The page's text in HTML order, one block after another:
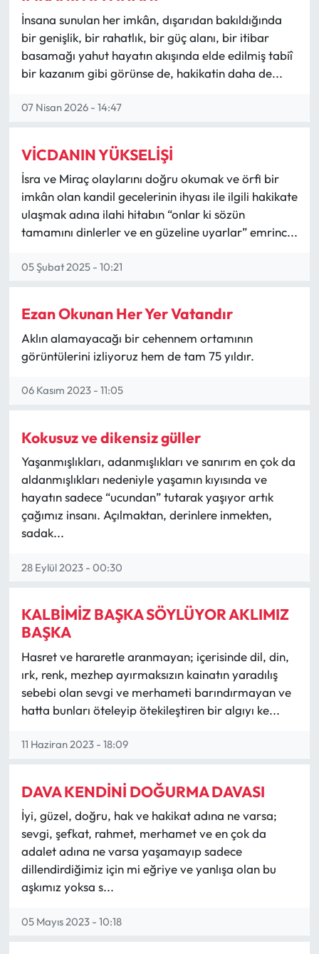
Pedagoji alanındaki akademik eğitim
sürecini devam ettirmekte olup özellikle
“İslam Tarihi, İslâm’ın sosyalliği ve insanın en
önemli kutsal olduğu” konularında dinsel
“İnsan İnsana Emanettir” argümanı ile
ortaya koymaktadır. 1995-2003 yılları
arasında Adıyaman İli Kahta İlçesi Damüstü
Köyü İlkokulunda sınıf öğretmeni,
Adıyaman İli Kahta İlçesi Göçeri İlköğretim
Okulunda Okul Müdürlüğü,2003-2007
yılları arasında ise Diyarbakır İli Yiğityolu
çalışmış; eğitimcilik hayatı boyunca oturup
okulun, çevrenin ve öğrencilerin lehine nasıl
çevirebilirim’ düşüncesi içinde insan üstü bir
gayretle mücadele etmiş ve bu çerçevede
2005 yılında YILIN ÖĞRETMENİ ödülünü
bırakmıştır.
İnsana sunulan her imkân, dışarıdan bakıldığında
bir genişlik, bir rahatlık, bir güç alanı, bir itibar
basamağı yahut hayatın akışında elde edilmiş tabiî
bir kazanım gibi görünse de, hakikatin daha de...
07 Nisan 2026 - 14:47
VİCDANIN YÜKSELİŞİ
İsra ve Miraç olaylarını doğru okumak ve örfi bir
imkân olan kandil gecelerinin ihyası ile ilgili hakikate
ulaşmak adına ilahi hitabın “onlar ki sözün
tamamını dinlerler ve en güzeline uyarlar” emrinc...
05 Şubat 2025 - 10:21
Ezan Okunan Her Yer Vatandır
Aklın alamayacağı bir cehennem ortamının
görüntülerini izliyoruz hem de tam 75 yıldır.
06 Kasım 2023 - 11:05
Kokusuz ve dikensiz güller
Yaşanmışlıkları, adanmışlıkları ve sanırım en çok da
aldanmışlıkları nedeniyle yaşamın kıyısında ve
hayatın sadece “ucundan” tutarak yaşıyor artık
çağımız insanı. Açılmaktan, derinlere inmekten,
sadak...
28 Eylül 2023 - 00:30
KALBİMİZ BAŞKA SÖYLÜYOR AKLIMIZ
BAŞKA
Hasret ve hararetle aranmayan; içerisinde dil, din,
ırk, renk, mezhep ayırmaksızın kainatın yaradılış
sebebi olan sevgi ve merhameti barındırmayan ve
hatta bunları öteleyip ötekileştiren bir algıyı ke...
11 Haziran 2023 - 18:09
DAVA KENDİNİ DOĞURMA DAVASI
İyi, güzel, doğru, hak ve hakikat adına ne varsa;
sevgi, şefkat, rahmet, merhamet ve en çok da
adalet adına ne varsa yaşamayıp sadece
dillendirdiğimiz için mi eğriye ve yanlışa olan bu
aşkımız yoksa s...
05 Mayıs 2023 - 10:18
Eğitim
Ekonomi
Kargı Haberleri
Kimdir?
Magazin
Mecitözü Haberleri
Oğuzlar Haberleri
Osmancık Haberleri
Otomotiv
Resmi İlan
Resmi Reklam
Sağlık
Siyaset
Spor
Sungurlu Haberleri
Turizm
Uğurludağ Haberleri
Yaşam
Yayla Haber
Yemek Tarifleri